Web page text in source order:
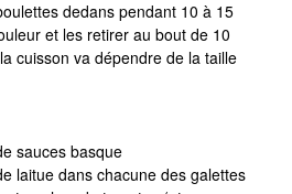
dedans pendant 10 à 15
et les retirer au bout de 10
cuisson va dépendre de la taille
sauces basque
laitue dans chacune des galettes